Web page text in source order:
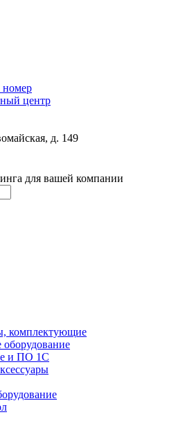
центр
д. 149
для вашей компании
комплектующие
и ПО 1С